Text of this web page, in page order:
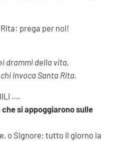
prega per noi!
drammi della vita,
invoca Santa Rita.
….
si appoggiarono sulle
o Signore; tutto il giorno la